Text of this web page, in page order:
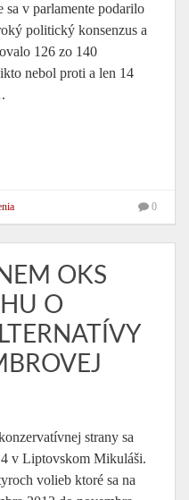
v parlamente podarilo
politický konsenzus a
126 zo 140
nebol proti a len 14
0
OKS
O
strany sa
v Liptovskom Mikuláši.
volieb ktoré sa na